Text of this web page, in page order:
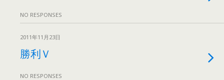
NO RESPONSES
2011年11月23日
勝利Ｖ
NO RESPONSES